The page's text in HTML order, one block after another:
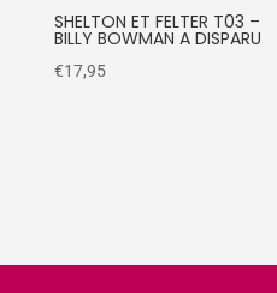
SHELTON ET FELTER T03 –
BILLY BOWMAN A DISPARU
€17,95